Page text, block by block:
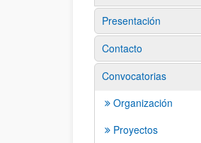
Presentación
Contacto
Convocatorias
Organización
Proyectos